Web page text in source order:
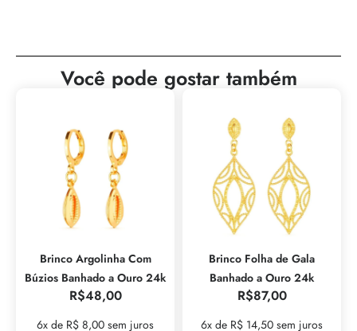
Você pode gostar também
Brinco Argolinha Com
Búzios Banhado a Ouro 24k
R$48,00
6x de R$ 8,00 sem juros
Brinco Folha de Gala
Banhado a Ouro 24k
R$87,00
6x de R$ 14,50 sem juros